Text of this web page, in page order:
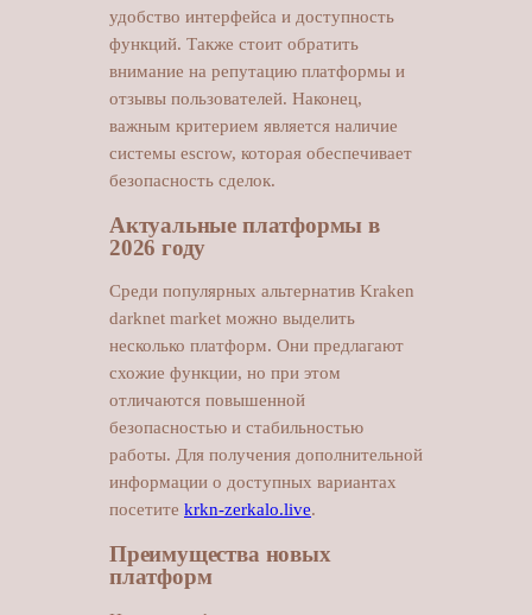
удобство интерфейса и доступность
функций. Также стоит обратить
внимание на репутацию платформы и
отзывы пользователей. Наконец,
важным критерием является наличие
системы escrow, которая обеспечивает
безопасность сделок.
Актуальные платформы в
2026 году
Среди популярных альтернатив Kraken
darknet market можно выделить
несколько платформ. Они предлагают
схожие функции, но при этом
отличаются повышенной
безопасностью и стабильностью
работы. Для получения дополнительной
информации о доступных вариантах
посетите krkn-zerkalo.live.
Преимущества новых
платформ